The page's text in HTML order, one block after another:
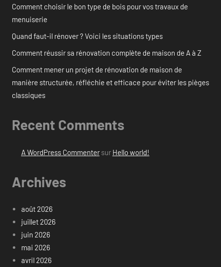
Comment choisir le bon type de bois pour vos travaux de
menuiserie
Quand faut-il rénover ? Voici les situations types
Comment réussir sa rénovation complète de maison de A à Z
Comment mener un projet de rénovation de maison de
manière structurée, réfléchie et efficace pour éviter les pièges
classiques
Recent Comments
A WordPress Commentersur Hello world!
Archives
août 2026
juillet 2026
juin 2026
mai 2026
avril 2026